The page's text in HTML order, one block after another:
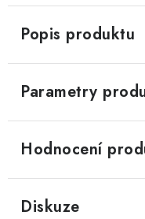
Popis produktu
Parametry
Hodnocení
Diskuze